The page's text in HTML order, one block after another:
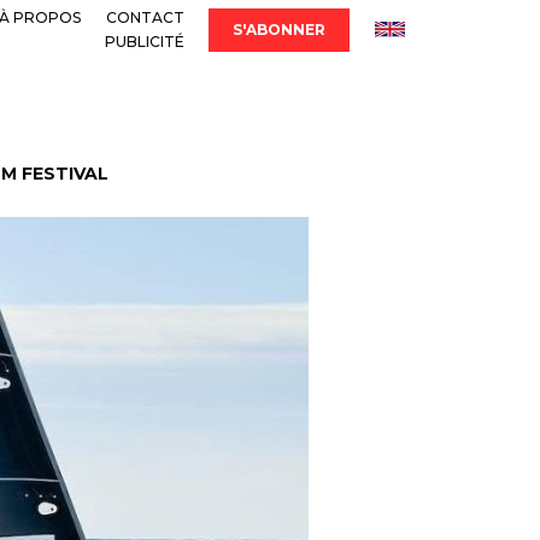
PROPOS
CONTACT
PUBLICITÉ
S'ABONNER
FESTIVAL